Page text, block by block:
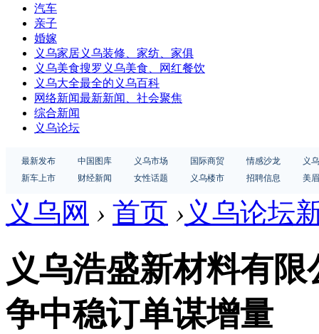
汽车
亲子
婚嫁
义乌家居义乌装修、家纺、家俱
义乌美食搜罗义乌美食、网红餐饮
义乌大全最全的义乌百科
网络新闻最新新闻、社会聚焦
综合新闻
义乌论坛
最新发布 中国图库 义乌市场 国际商贸 情感沙龙
义
新车上市
财经新闻 女性话题 义乌楼市 招聘信息 美
义乌网 › 首页 › 义乌论坛
义乌浩盛新材料有
争中稳订单谋增量